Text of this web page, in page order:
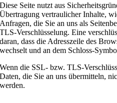
Diese Seite nutzt aus
Übertragung vertraulicher Inhalte,
Anfragen, die Sie an uns als
TLS-Verschlüsselung. Eine
daran, dass die Adresszeile des
wechselt und an dem Schloss-
Wenn die SSL- bzw. TLS-
Daten, die Sie an uns übermitteln,
werden.